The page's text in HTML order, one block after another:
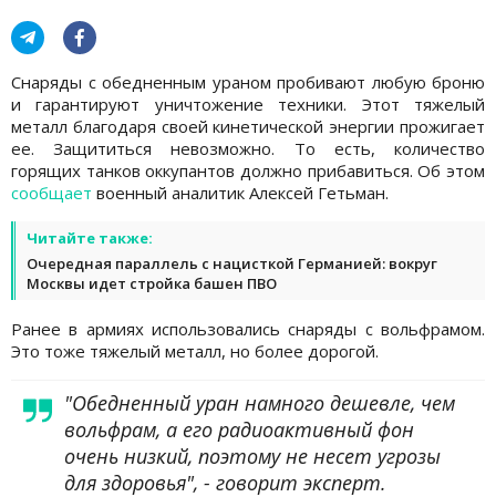
Снаряды с обедненным ураном пробивают любую броню
и гарантируют уничтожение техники. Этот тяжелый
металл благодаря своей кинетической энергии прожигает
ее. Защититься невозможно. То есть, количество
горящих танков оккупантов должно прибавиться. Об этом
сообщает военный аналитик Алексей Гетьман.
Читайте также:
Очередная параллель с нацисткой Германией: вокруг
Москвы идет стройка башен ПВО
Ранее в армиях использовались снаряды с вольфрамом.
Это тоже тяжелый металл, но более дорогой.
"Обедненный уран намного дешевле, чем
вольфрам, а его радиоактивный фон
очень низкий, поэтому не несет угрозы
для здоровья", - говорит эксперт.